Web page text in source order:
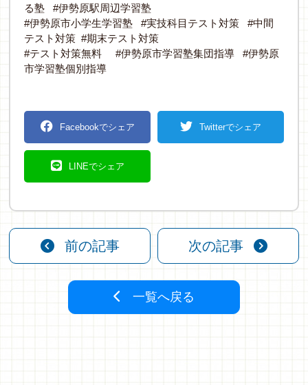
る塾 #伊勢原駅周辺学習塾
#伊勢原市小学生学習塾 #実技科目テスト対策 #中間
テスト対策 #期末テスト対策
#テスト対策無料 #伊勢原市学習塾集団指導 #伊勢原
市学習塾個別指導
Facebookでシェア Twitterでシェア
LINEでシェア
前の記事 次の記事
一覧へ戻る